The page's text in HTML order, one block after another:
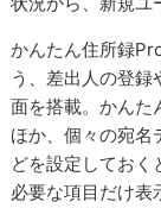
かんたん住所録
う、差出人の登
面を搭載。かんた
ほか、個々の宛名
どを設定しておく
必要な項目だけ表